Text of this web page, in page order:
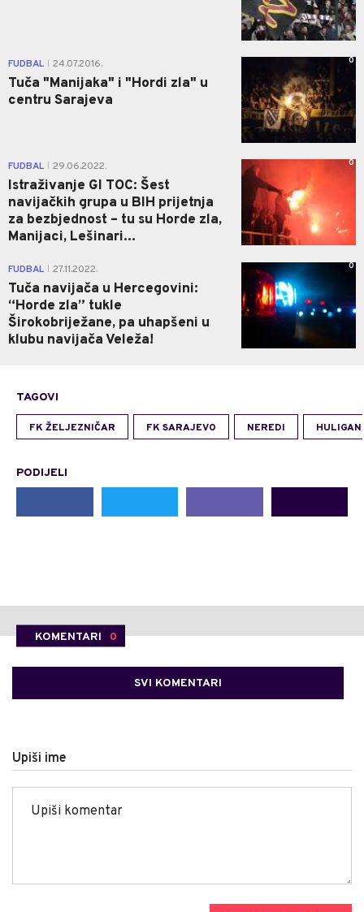
FUDBAL 24.07.2016.
Tuča "Manijaka" i "Hordi zla" u
centru Sarajeva
0
FUDBAL 29.06.2022.
Istraživanje GI TOC: Šest
navijačkih grupa u BIH prijetnja
za bezbjednost – tu su Horde zla,
Manijaci, Lešinari...
0
FUDBAL 27.11.2022.
Tuča navijača u Hercegovini:
“Horde zla” tukle
Širokobriježane, pa uhapšeni u
klubu navijača Veleža!
0
TAGOVI
FK ŽELJEZNIČAR FK SARAJEVO NEREDI HULIGANI
PODIJELI
KOMENTARI 0
SVI KOMENTARI
Upiši ime